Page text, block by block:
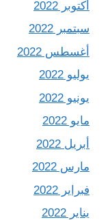
أكتوبر 2022
سبتمبر 2022
أغسطس 2022
يوليو 2022
يونيو 2022
مايو 2022
أبريل 2022
مارس 2022
فبراير 2022
يناير 2022